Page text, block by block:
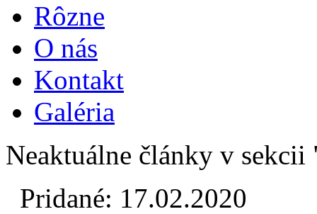
Rôzne
O nás
Kontakt
Galéria
Neaktuálne články v sekcii
Pridané: 17.02.2020